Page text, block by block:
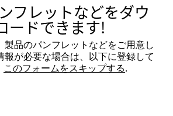
フレットなどをダウ
ードできます!
製品のパンフレットなどをご用意し
報が必要な場合は、以下に登録して
このフォームをスキップする.